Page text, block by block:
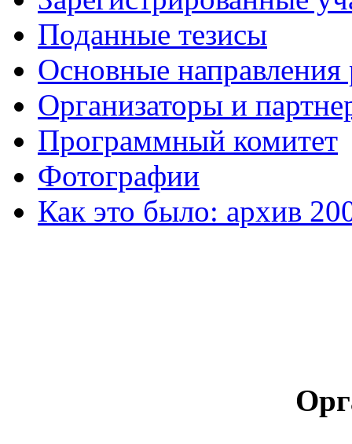
Поданные тезисы
Основные направления
Организаторы и
Программный комитет
Фотографии
Как это было: архив